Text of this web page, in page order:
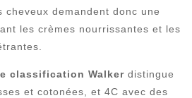
cheveux demandent donc une
les crèmes nourrissantes et les
classification Walker distingue
et cotonées, et 4C avec des